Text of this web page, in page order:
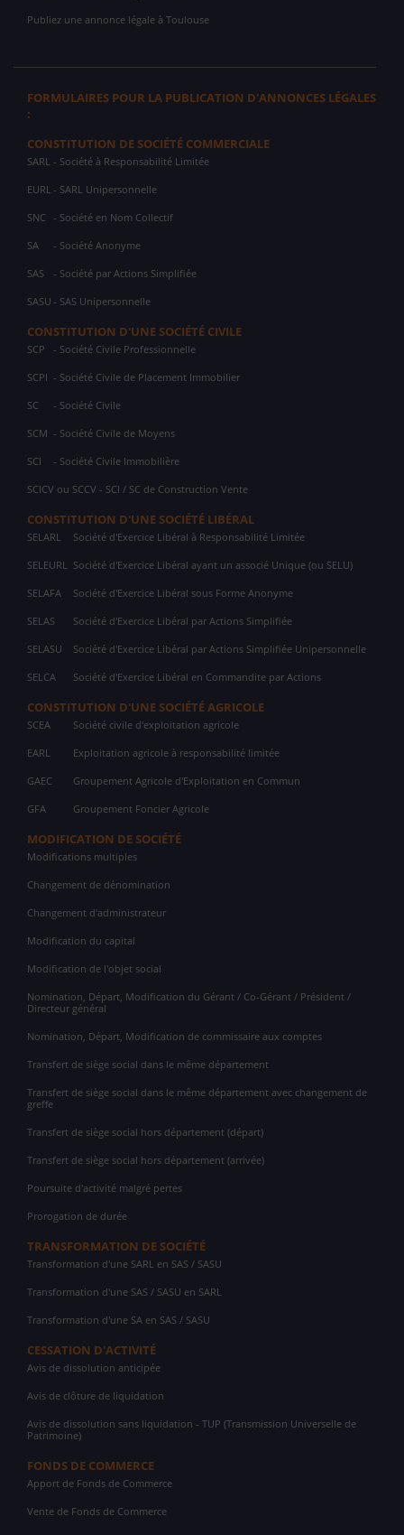
Publiez une annonce légale à Toulouse
FORMULAIRES POUR LA PUBLICATION D'ANNONCES LÉGALES
:
CONSTITUTION DE SOCIÉTÉ COMMERCIALE
SARL - Société à Responsabilité Limitée
EURL - SARL Unipersonnelle
SNC - Société en Nom Collectif
SA - Société Anonyme
SAS - Société par Actions Simplifiée
SASU - SAS Unipersonnelle
CONSTITUTION D'UNE SOCIÉTÉ CIVILE
SCP - Société Civile Professionnelle
SCPI - Société Civile de Placement Immobilier
SC - Société Civile
SCM - Société Civile de Moyens
SCI - Société Civile Immobilière
SCICV ou SCCV - SCI / SC de Construction Vente
CONSTITUTION D'UNE SOCIÉTÉ LIBÉRAL
SELARL Société d'Exercice Libéral à Responsabilité Limitée
SELEURL Société d'Exercice Libéral ayant un associé Unique (ou SELU)
SELAFA Société d'Exercice Libéral sous Forme Anonyme
SELAS Société d'Exercice Libéral par Actions Simplifiée
SELASU Société d'Exercice Libéral par Actions Simplifiée Unipersonnelle
SELCA Société d'Exercice Libéral en Commandite par Actions
CONSTITUTION D'UNE SOCIÉTÉ AGRICOLE
SCEA Société civile d'exploitation agricole
EARL Exploitation agricole à responsabilité limitée
GAEC Groupement Agricole d'Exploitation en Commun
GFA Groupement Foncier Agricole
MODIFICATION DE SOCIÉTÉ
Modifications multiples
Changement de dénomination
Changement d'administrateur
Modification du capital
Modification de l'objet social
Nomination, Départ, Modification du Gérant / Co-Gérant / Président /
Directeur général
Nomination, Départ, Modification de commissaire aux comptes
Transfert de siège social dans le même département
Transfert de siège social dans le même département avec changement de
greffe
Transfert de siège social hors département (départ)
Transfert de siège social hors département (arrivée)
Poursuite d'activité malgré pertes
Prorogation de durée
TRANSFORMATION DE SOCIÉTÉ
Transformation d'une SARL en SAS / SASU
Transformation d'une SAS / SASU en SARL
Transformation d'une SA en SAS / SASU
CESSATION D'ACTIVITÉ
Avis de dissolution anticipée
Avis de clôture de liquidation
Avis de dissolution sans liquidation - TUP (Transmission Universelle de
Patrimoine)
FONDS DE COMMERCE
Apport de Fonds de Commerce
Vente de Fonds de Commerce